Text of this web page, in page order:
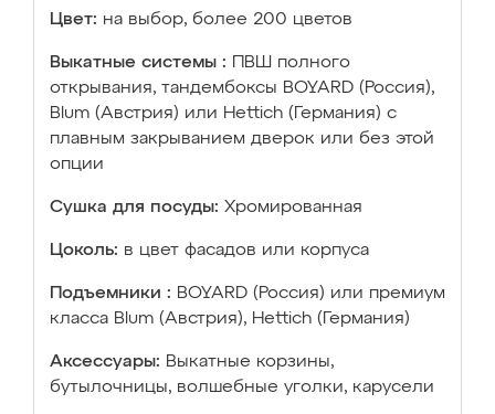
Цвет: на выбор, более 200 цветов
Выкатные системы :
ПВШ полного
открывания, тандембоксы BOYARD (Россия),
Blum (Австрия) или Hettich (Германия) с
плавным закрыванием дверок или без этой
опции
Сушка для посуды: Хромированная
Цоколь: в цвет фасадов или корпуса
Подъемники : BOYARD (Россия) или премиум
класса Blum (Австрия), Hettich (Германия)
Аксессуары: Выкатные корзины,
бутылочницы, волшебные уголки, карусели